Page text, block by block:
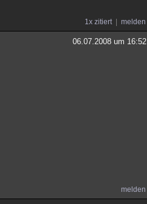
1x zitiert melden
06.07.2008 um 16:52
melden